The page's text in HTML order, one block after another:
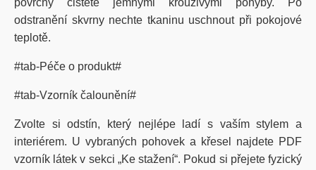
povrchy čistěte jemnými krouživými pohyby. Po
odstranění skvrny nechte tkaninu uschnout při pokojové
teplotě.
#tab-Péče o produkt#
#tab-Vzorník čalounění#
Zvolte si odstín, který nejlépe ladí s vaším stylem a
interiérem. U vybraných pohovek a křesel najdete PDF
vzorník látek v sekci „Ke stažení“. Pokud si přejete fyzický